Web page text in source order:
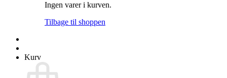
Ingen varer i kurven.
Tilbage til shoppen
Kurv